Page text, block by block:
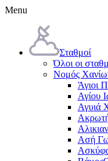
Menu
Σταθμοί
Όλοι οι
Νομός
Άγιοι
Αγίου
Αγυιά
Ασή